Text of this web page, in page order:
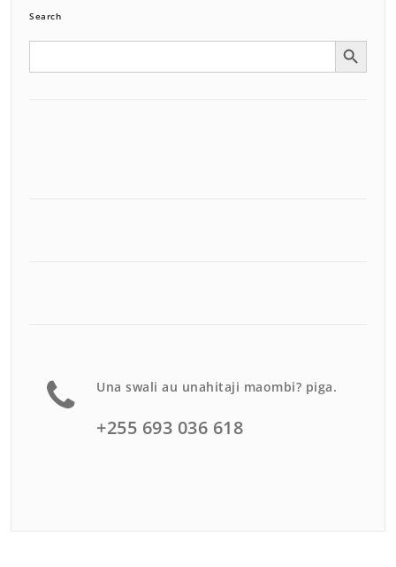
Search
Search Search Button
Una swali au unahitaji maombi? piga.
+255 693 036 618